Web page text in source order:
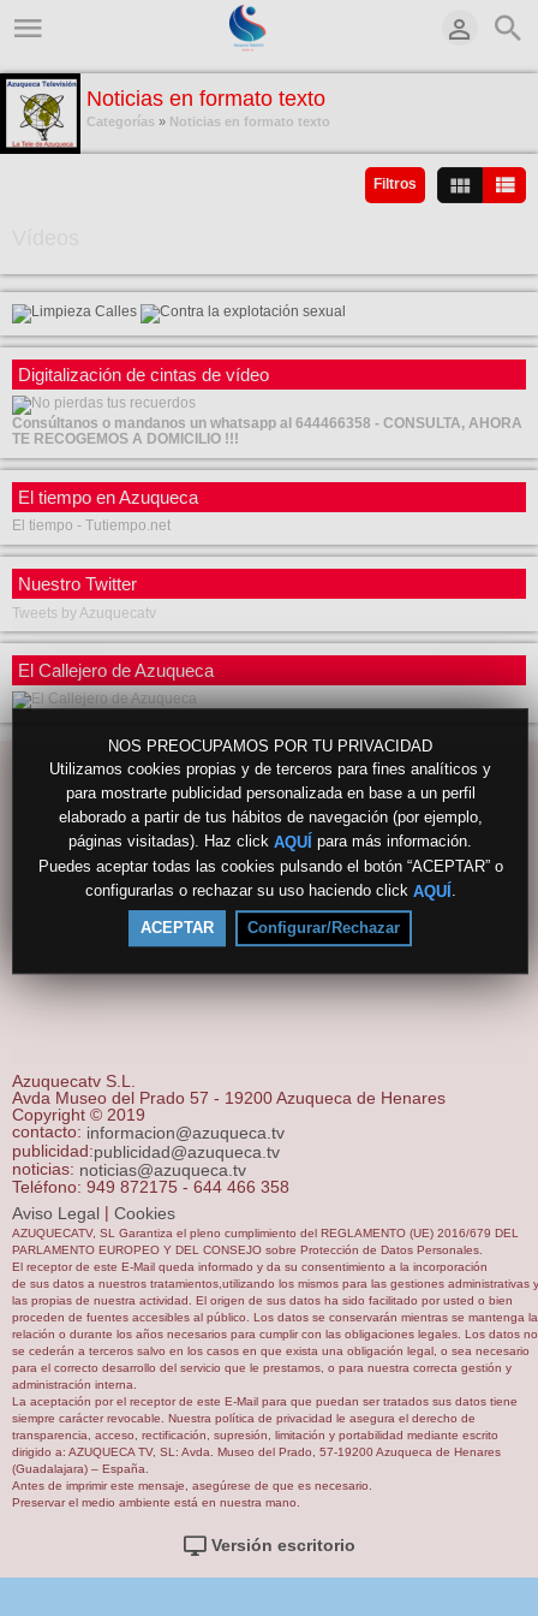
NOS PREOCUPAMOS POR TU PRIVACIDAD
Utilizamos cookies propias y de terceros para fines analíticos y
para mostrarte publicidad personalizada en base a un perfil
elaborado a partir de tus hábitos de navegación (por ejemplo,
páginas visitadas). Haz click AQUÍ para más información.
Puedes aceptar todas las cookies pulsando el botón “ACEPTAR” o
configurarlas o rechazar su uso haciendo click AQUÍ
ACEPTAR Configurar/Rechazar
Noticias en formato texto
Categorías » Noticias en formato texto
Filtros
Digitalización de cintas de vídeo
Consúltanos o mandanos un whatsapp al 644466358 - CONSULTA, AHORA
TE RECOGEMOS A DOMICILIO !!!
El tiempo en Azuqueca
El tiempo - Tutiempo.net
Nuestro Twitter
Tweets by Azuquecatv
El Callejero de Azuqueca
Azuquecatv S.L.
Avda Museo del Prado 57 - 19200 Azuqueca de Henares
Copyright © 2019
contacto: informacion@azuqueca.tv
publicidad:publicidad@azuqueca.tv
noticias: noticias@azuqueca.tv
Teléfono: 949 872175 - 644 466 358
Aviso Legal | Cookies
AZUQUECATV, SL Garantiza el pleno cumplimiento del REGLAMENTO (UE) 2016/679 DEL
PARLAMENTO EUROPEO Y DEL CONSEJO sobre Protección de Datos Personales.
El receptor de este E-Mail queda informado y da su consentimiento a la incorporación
de sus datos a nuestros tratamientos,utilizando los mismos para las gestiones administrativas y
las propias de nuestra actividad. El origen de sus datos ha sido facilitado por usted o bien
proceden de fuentes accesibles al público. Los datos se conservarán mientras se mantenga la
relación o durante los años necesarios para cumplir con las obligaciones legales. Los datos no
se cederán a terceros salvo en los casos en que exista una obligación legal, o sea necesario
para el correcto desarrollo del servicio que le prestamos, o para nuestra correcta gestión y
administración interna.
La aceptación por el receptor de este E-Mail para que puedan ser tratados sus datos tiene
siempre carácter revocable. Nuestra política de privacidad le asegura el derecho de
transparencia, acceso, rectificación, supresión, limitación y portabilidad mediante escrito
dirigido a: AZUQUECA TV, SL: Avda. Museo del Prado, 57-19200 Azuqueca de Henares
(Guadalajara) – España.
Antes de imprimir este mensaje, asegúrese de que es necesario.
Preservar el medio ambiente está en nuestra mano.
Versión escritorio